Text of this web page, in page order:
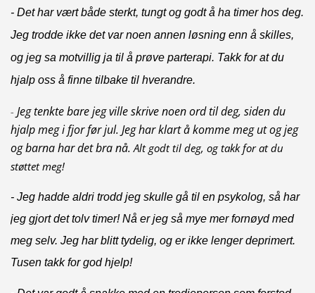
- Det har vært både sterkt, tungt og godt å ha timer hos deg.
Jeg trodde ikke det var noen annen løsning enn å skilles,
og jeg sa motvillig ja til å prøve parterapi. Takk for at du
hjalp oss å finne tilbake til hverandre.
- Jeg tenkte bare jeg ville skrive noen ord til deg, siden du
hjalp meg i fjor før jul. Jeg har klart å komme meg ut og jeg
og barna har det bra nå.Alt godt til deg, og takk for at du
støttet meg!
- Jeg hadde aldri trodd jeg skulle gå til en psykolog, så har
jeg gjort det tolv timer! Nå er jeg så mye mer fornøyd med
meg selv. Jeg har blitt tydelig, og er ikke lenger deprimert.
Tusen takk for god hjelp!